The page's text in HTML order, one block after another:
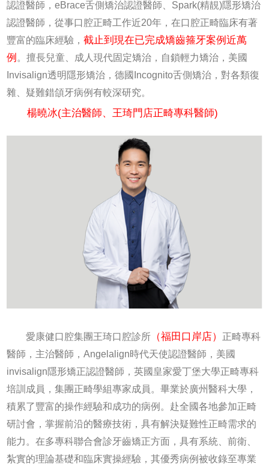
認證醫師，eBrace舌側矯治認證醫師、Spark(精靚)隱形矯治
認證醫師，從事口腔正畸工作近20年，在口腔正畸臨床有著
豐富的臨床經驗，截止到現在已完成矯齒箍牙案例近萬
例 。擅長兒童、成人現代固定矯治，自鎖輕力矯治，美國
Invisalign透明隱形矯治，德國Incognito舌側矯治，對各類復
雜、疑難錯頜牙病例有較深研究。
楊曉冰(主治醫師、王琦門店正畸專科醫師)
愛康健口腔集團王琦口腔診所 （福田口岸店）
正畸專科
醫師，主治醫師，Angelalign時代天使認證醫師，美國
invisalign隱形矯正認證醫師，英國皇家愛丁堡大學正畸專科
培訓成員，集團正畸學組專家成員。畢業於廣州醫科大學，
積累了豐富的操作經驗和成功的病例。赴全國各地參加正畸
研討會，掌握前沿的醫療技術，具有解決疑難性正畸需求的
能力。在多專科聯合會診牙齒矯正方面，具有系統、前衛、
紮實的理論基礎和臨床實操經驗，其優秀病例被收錄至專業